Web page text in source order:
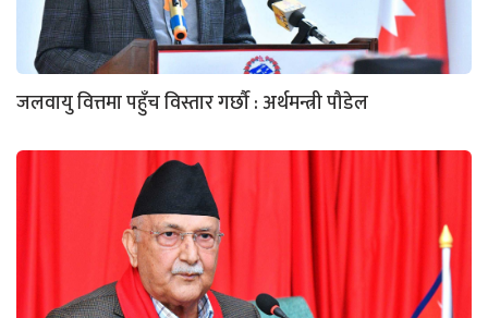
जलवायु वित्तमा पहुँच विस्तार गर्छौ : अर्थमन्त्री पौडेल